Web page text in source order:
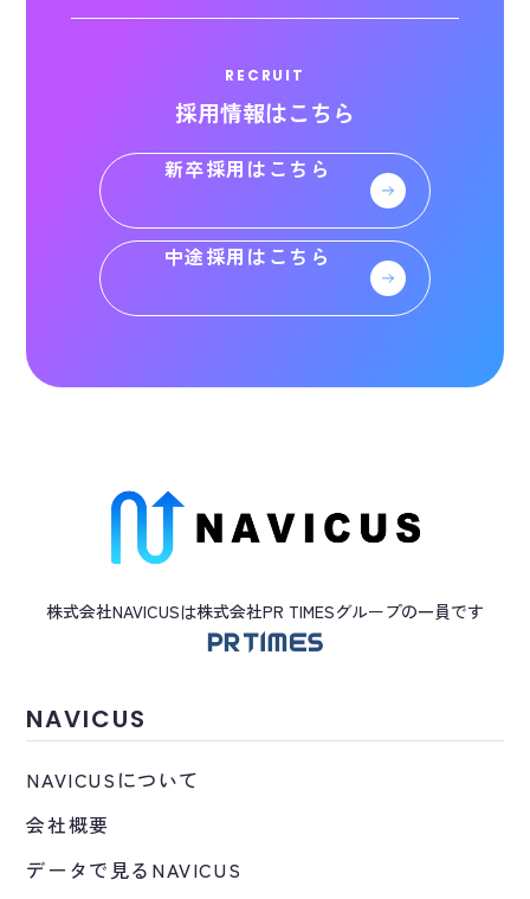
RECRUIT
採用情報はこちら
新卒採用はこちら
中途採用はこちら
株式会社NAVICUSは株式会社PR TIMESグループの一員です
NAVICUS
NAVICUSについて
会社概要
データで見るNAVICUS